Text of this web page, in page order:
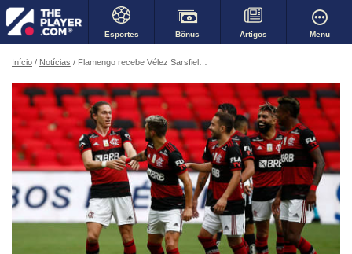
Esportes Bônus Artigos Menu
Início Notícias Flamengo recebe Vélez Sarsfield para confronto direto pela liderança do Grupo G da Libertadores